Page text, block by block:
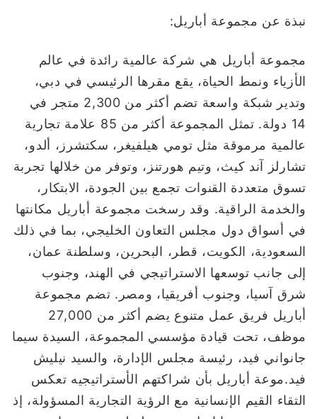
نبذة عن مجموعة أباريل:
مجموعة أباريل هي شركة عالمية رائدة في عالم
الأزياء ونمط الحياة، يقع مقرها الرئيسي في دبي،
وتدير شبكة واسعة تضم أكثر من 2,300 متجر في
14 دولة. تمثل المجموعة أكثر من 85 علامة تجارية
عالمية مرموقة مثل تومي هيلفيغر، سكتشرز، ألدو،
تشارلز آند كيث، وتيم هورتنز، وتوفر من خلالها تجربة
تسوق متعددة القنوات تجمع بين الجودة، الابتكار،
والخدمة الراقية. وقد رسخت مجموعة أباريل مكانتها
في أسواق دول مجلس التعاون الخليجي، بما في ذلك
السعودية، الكويت، قطر، البحرين، وسلطنة عمان،
إلى جانب توسعها الاستراتيجي في الهند، وجنوب
شرق آسيا، وجنوب أفريقيا، ومصر. تضم مجموعة
أباريل فريق عمل متنوع يضم أكثر من 27,000
موظف، تحت قيادة مؤسسي المجموعة، السيدة سيما
جانواني فيد، رئيسة مجلس الإدارة، والسيد نيليش
فيد.موعة أباريل بأن شراكتهم الأستراتيجيه تعكس
التقاء القيم الإنسانية مع الرؤية التجارية المسؤولة، إذ